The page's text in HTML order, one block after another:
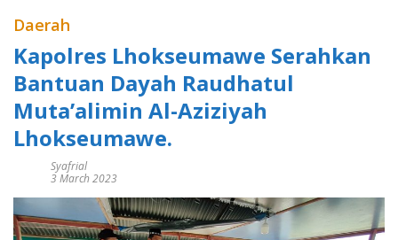
Daerah
Kapolres Lhokseumawe Serahkan
Bantuan Dayah Raudhatul
Muta’alimin Al-Aziziyah
Lhokseumawe.
Syafrial
3 March 2023